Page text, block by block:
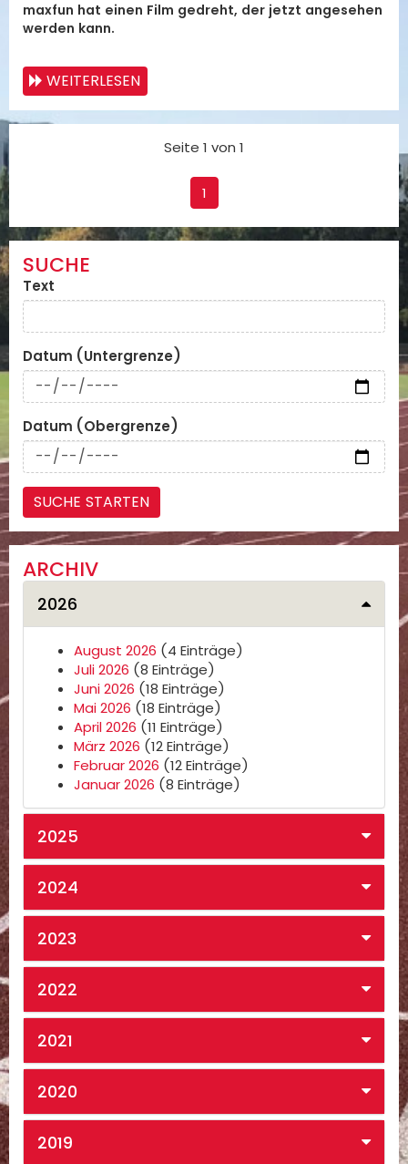
maxfun hat einen Film gedreht, der jetzt angesehen
werden kann.
WEITERLESEN
Seite 1 von 1
1
SUCHE
Text
Datum (Untergrenze)
Datum (Obergrenze)
ARCHIV
2026
August 2026 (4 Einträge)
Juli 2026 (8 Einträge)
Juni 2026 (18 Einträge)
Mai 2026 (18 Einträge)
April 2026 (11 Einträge)
März 2026 (12 Einträge)
Februar 2026 (12 Einträge)
Januar 2026 (8 Einträge)
2025
2024
2023
2022
2021
2020
2019